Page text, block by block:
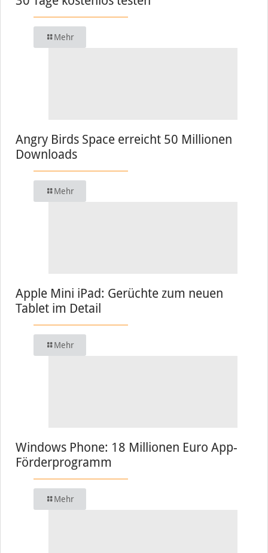
Mehr
Angry Birds Space erreicht 50 Millionen
Downloads
Mehr
Apple Mini iPad: Gerüchte zum neuen
Tablet im Detail
Mehr
Windows Phone: 18 Millionen Euro App-
Förderprogramm
Mehr